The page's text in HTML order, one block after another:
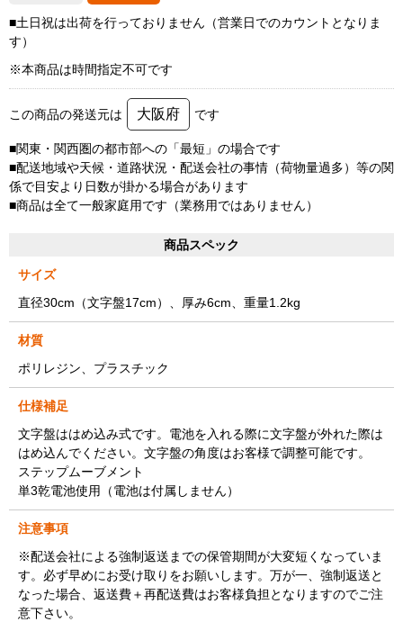
■土日祝は出荷を行っておりません（営業日でのカウントとなりま
す）
※本商品は時間指定不可です
この商品の発送元は 大阪府 です
■関東・関西圏の都市部への「最短」の場合です
■配送地域や天候・道路状況・配送会社の事情（荷物量過多）等の関
係で目安より日数が掛かる場合があります
■商品は全て一般家庭用です（業務用ではありません）
商品スペック
サイズ
直径30cm（文字盤17cm）、厚み6cm、重量1.2kg
材質
ポリレジン、プラスチック
仕様補足
文字盤ははめ込み式です。電池を入れる際に文字盤が外れた際は
はめ込んでください。文字盤の角度はお客様で調整可能です。
ステップムーブメント
単3乾電池使用（電池は付属しません）
注意事項
※配送会社による強制返送までの保管期間が大変短くなっていま
す。必ず早めにお受け取りをお願いします。万が一、強制返送と
なった場合、返送費＋再配送費はお客様負担となりますのでご注
意下さい。